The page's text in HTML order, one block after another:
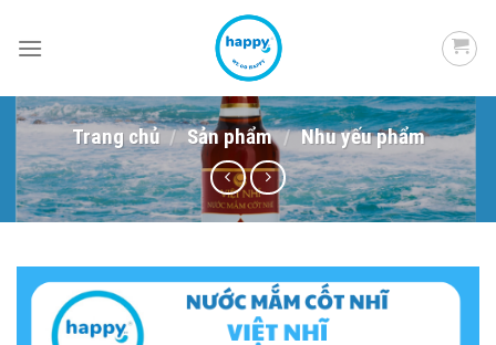
Trang chủ / Sản phẩm / Nhu yếu phẩm